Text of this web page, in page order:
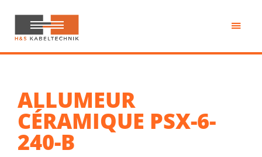
contenu
principal
H&S
Kabeltechnik
ALLUMEUR
CÉRAMIQUE PSX-6-
240-B